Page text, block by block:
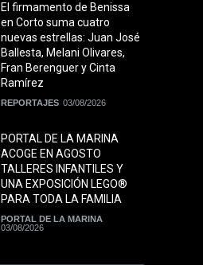
El firmamento de Benissa
en Corto suma cuatro
nuevas estrellas: Juan José
Ballesta, Melani Olivares,
Fran Berenguer y Cinta
Ramírez
REPORTAJES 03/08/2026
PORTAL DE LA MARINA
ACOGE EN AGOSTO
TALLERES INFANTILES Y
UNA EXPOSICIÓN LEGO®
PARA TODA LA FAMILIA
PORTAL DE LA MARINA
03/08/2026